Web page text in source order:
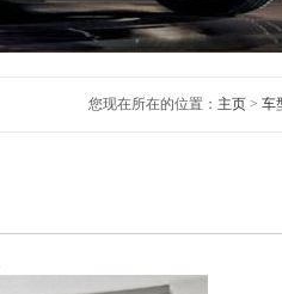
您现在所在的位置： 主页 > 车